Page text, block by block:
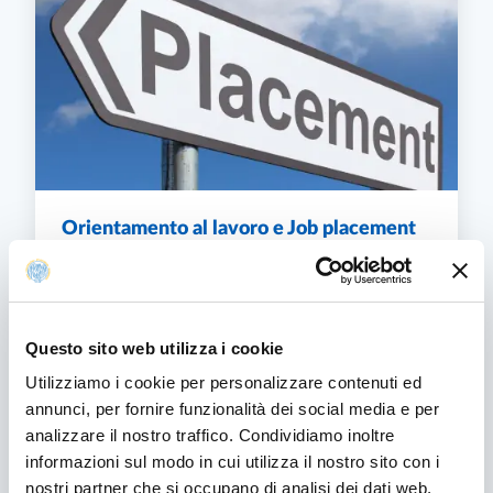
Questo sito web utilizza i cookie
Utilizziamo i cookie per personalizzare contenuti ed
annunci, per fornire funzionalità dei social media e per
analizzare il nostro traffico. Condividiamo inoltre
informazioni sul modo in cui utilizza il nostro sito con i
nostri partner che si occupano di analisi dei dati web,
Orientamento al lavoro e Job placement
La Unità Organizzativa Orientamento e Job
Placement ha l'obiettivo di promuovere
SCOPRI DI PIÙORIENTAMENTO AL LAVORO E JOB